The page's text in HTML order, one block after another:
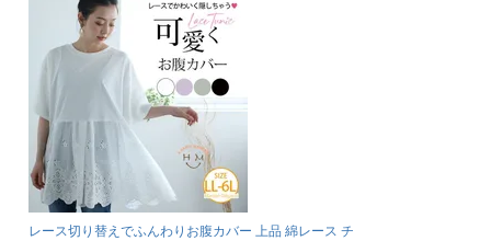
レース切り替えでふんわりお腹カバー 上品 綿レース チ